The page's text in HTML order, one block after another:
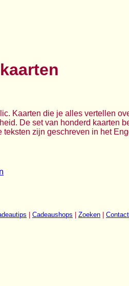
Kaarten die je alles vertellen
De set van honderd kaarten
zijn geschreven in het
Cadeaushops Zoeken Contact